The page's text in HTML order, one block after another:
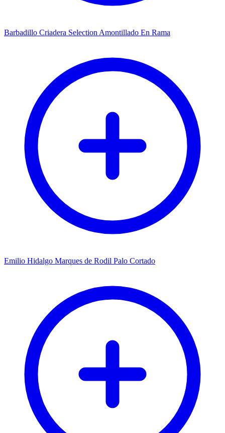
Barbadillo Criadera Selection Amontillado En Rama
Emilio Hidalgo Marques de Rodil Palo Cortado